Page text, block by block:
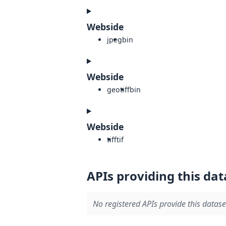
Webside
jpegbin
Webside
geotiffbin
Webside
tifftif
APIs providing this
No registered APIs provide this